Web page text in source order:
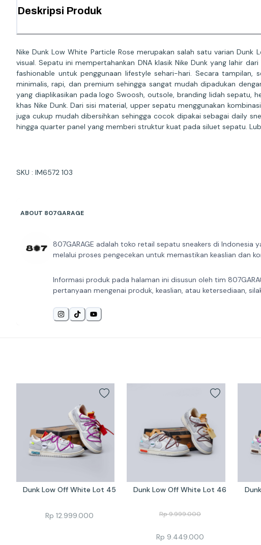
Deskripsi Produk
Nike Dunk Low White Particle Rose merupakan salah satu varian
visual. Sepatu ini mempertahankan DNA klasik Nike Dunk yang lahir
fashionable untuk penggunaan lifestyle sehari-hari. Secara
minimalis, rapi, dan premium sehingga sangat mudah dipadukan
yang diaplikasikan pada logo Swoosh, outsole, branding lidah
khas Nike Dunk. Dari sisi material, upper sepatu menggunakan
juga cukup mudah dibersihkan sehingga cocok dipakai sebagai daily
hingga quarter panel yang memberi struktur kuat pada siluet sepatu.
SKU : IM6572 103
ABOUT 807GARAGE
807GARAGE adalah toko retail sepatu sneakers di
melalui proses pengecekan untuk memastikan keaslian dan
Informasi produk pada halaman ini disusun oleh tim
pertanyaan mengenai produk, keaslian, atau ketersediaan,
Dunk Low Off White Lot 45
Rp12.999.000
Dunk Low Off White Lot 46
Rp9.999.000
Rp 9.449.000